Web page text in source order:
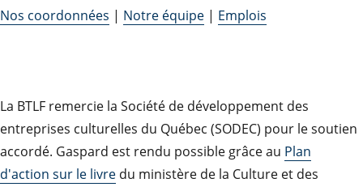
Nos coordonnées | Notre équipe | Emplois
La BTLF remercie la Société de développement des
entreprises culturelles du Québec (SODEC) pour le soutien
accordé. Gaspard est rendu possible grâce au Plan
d'action sur le livre du ministère de la Culture et des